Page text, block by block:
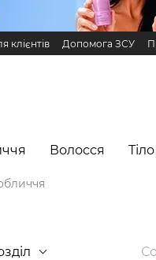
клієнтів Допомога ЗСУ
Реферальна
Волосся Тіло